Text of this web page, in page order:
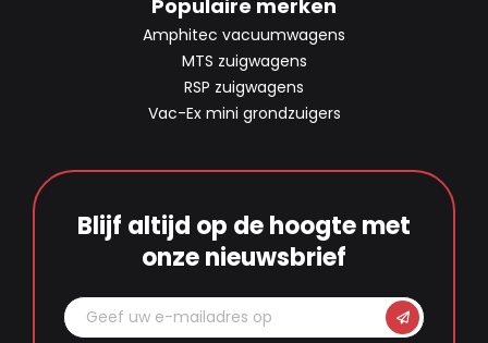
Populaire merken
Amphitec vacuumwagens
MTS zuigwagens
RSP zuigwagens
Vac-Ex mini grondzuigers
Blijf altijd op de hoogte met
onze nieuwsbrief